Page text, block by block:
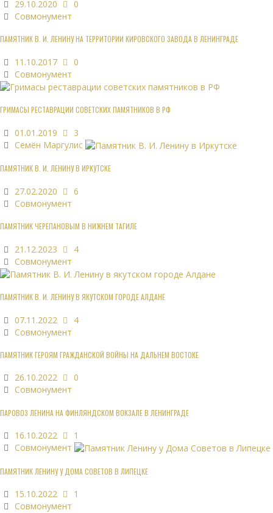
29.10.2020
0
Совмонумент
ПАМЯТНИК В. И. ЛЕНИНУ НА ТЕРРИТОРИИ КИРОВСКОГО ЗАВОДА В ЛЕНИНГРАДЕ
11.10.2017
0
Совмонумент
ГРИМАСЫ РЕСТАВРАЦИИ СОВЕТСКИХ ПАМЯТНИКОВ В РФ
01.01.2019
3
Семён Маргулис
ПАМЯТНИК В. И. ЛЕНИНУ В ИРКУТСКЕ
27.02.2020
6
Совмонумент
ПАМЯТНИК ЧЕРЕПАНОВЫМ В НИЖНЕМ ТАГИЛЕ
21.12.2023
4
Совмонумент
ПАМЯТНИК В. И. ЛЕНИНУ В ЯКУТСКОМ ГОРОДЕ АЛДАНЕ
07.11.2022
4
Совмонумент
ПАМЯТНИК ГЕРОЯМ ГРАЖДАНСКОЙ ВОЙНЫ НА ДАЛЬНЕМ ВОСТОКЕ
26.10.2022
0
Совмонумент
ПАРОВОЗ ЛЕНИНА НА ФИНЛЯНДСКОМ ВОКЗАЛЕ В ЛЕНИНГРАДЕ
16.10.2022
1
Совмонумент
ПАМЯТНИК ЛЕНИНУ У ДОМА СОВЕТОВ В ЛИПЕЦКЕ
15.10.2022
1
Совмонумент